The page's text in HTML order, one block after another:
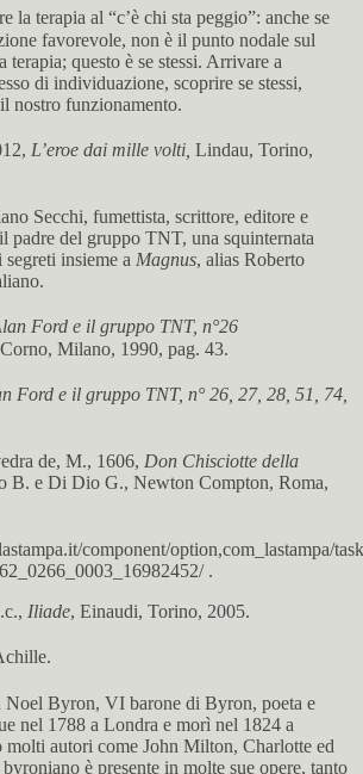
la terapia al “c’è chi sta peggio”: anche se
favorevole, non è il punto nodale sul
terapia; questo è se stessi. Arrivare a
di individuazione, scoprire se stessi,
nostro funzionamento.
L’eroe dai mille volti, Lindau, Torino,
Secchi, fumettista, scrittore, editore e
padre del gruppo TNT, una squinternata
insieme a Magnus, alias Roberto
Ford e il gruppo TNT, n°26
Milano, 1990, pag. 43.
Ford e il gruppo TNT, n° 26, 27, 28, 51, 74,
de, M., 1606, Don Chisciotte della
B. e Di Dio G., Newton Compton, Roma,
component/option,com_lastampa/
.
Iliade, Einaudi, Torino, 2005.
Noel Byron, VI barone di Byron, poeta e
nel 1788 a Londra e morì nel 1824 a
autori come John Milton, Charlotte ed
è presente in molte sue opere, tanto